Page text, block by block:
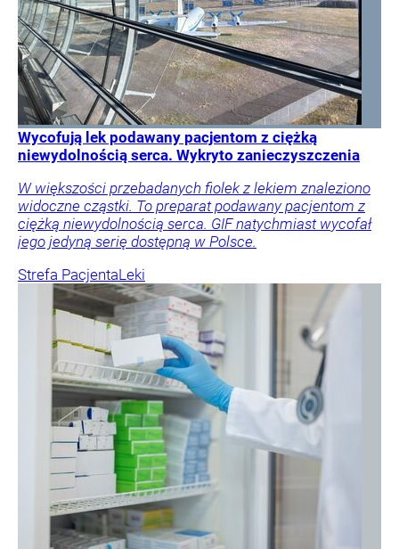
Wycofują lek podawany pacjentom z ciężką
niewydolnością serca. Wykryto zanieczyszczenia
W większości przebadanych fiolek z lekiem znaleziono
widoczne cząstki. To preparat podawany pacjentom z
ciężką niewydolnością serca. GIF natychmiast wycofał
jego jedyną serię dostępną w Polsce.
Strefa PacjentaLeki